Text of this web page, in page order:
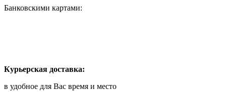
Банковскими картами:
Курьерская доставка:
в удобное для Вас время и место